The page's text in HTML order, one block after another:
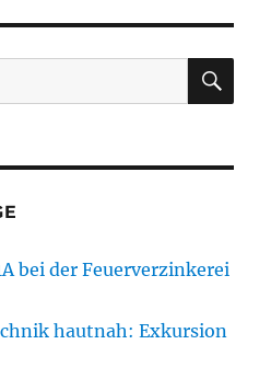
bei der Feuerverzinkerei
hautnah: Exkursion